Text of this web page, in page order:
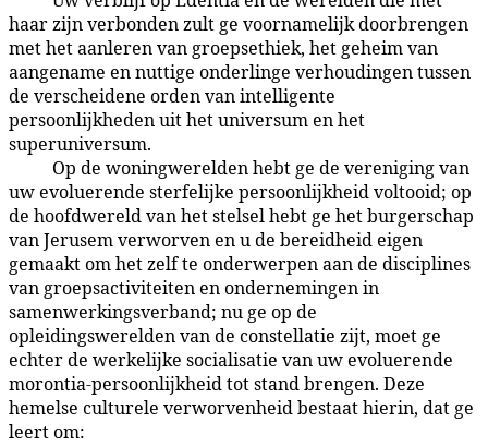
haar zijn verbonden zult ge voornamelijk doorbrengen
met het aanleren van groepsethiek, het geheim van
aangename en nuttige onderlinge verhoudingen tussen
de verscheidene orden van intelligente
persoonlijkheden uit het universum en het
superuniversum.
Op de woningwerelden hebt ge de vereniging van
uw evoluerende sterfelijke persoonlijkheid voltooid; op
de hoofdwereld van het stelsel hebt ge het burgerschap
van Jerusem verworven en u de bereidheid eigen
gemaakt om het zelf te onderwerpen aan de disciplines
van groepsactiviteiten en ondernemingen in
samenwerkingsverband; nu ge op de
opleidingswerelden van de constellatie zijt, moet ge
echter de werkelijke socialisatie van uw evoluerende
morontia-persoonlijkheid tot stand brengen. Deze
hemelse culturele verworvenheid bestaat hierin, dat ge
leert om: